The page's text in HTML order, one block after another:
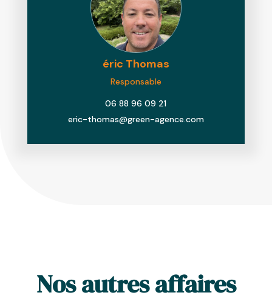
éric Thomas
Responsable
06 88 96 09 21
eric-thomas@green-agence.com
Nos autres affaires